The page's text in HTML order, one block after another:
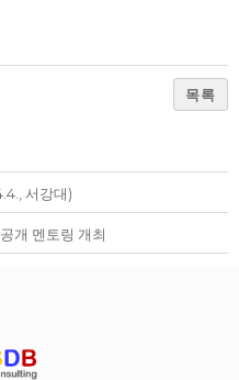
목록
서강대)
개 멘토링 개최